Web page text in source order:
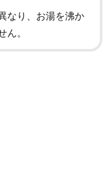
なり、お湯を沸か
ん。